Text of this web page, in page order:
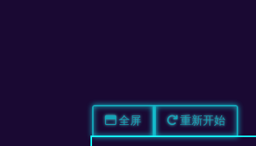
全屏 重新开始